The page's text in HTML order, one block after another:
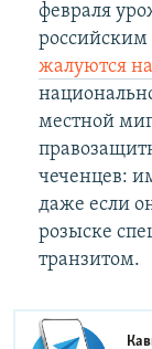
февраля
жалуются
местной
чеченцев:
даже если
розыске
транзитом.